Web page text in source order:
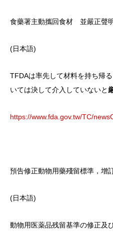
食藥署主動攜回食材 並嚴正聲
(日本語)
TFDAは率先して材料を持ち帰
いては決して介入していないと
https://www.fda.gov.tw/TC/
預告修正動物用藥殘留標準，增
(日本語)
動物用医薬品残留基準の修正及